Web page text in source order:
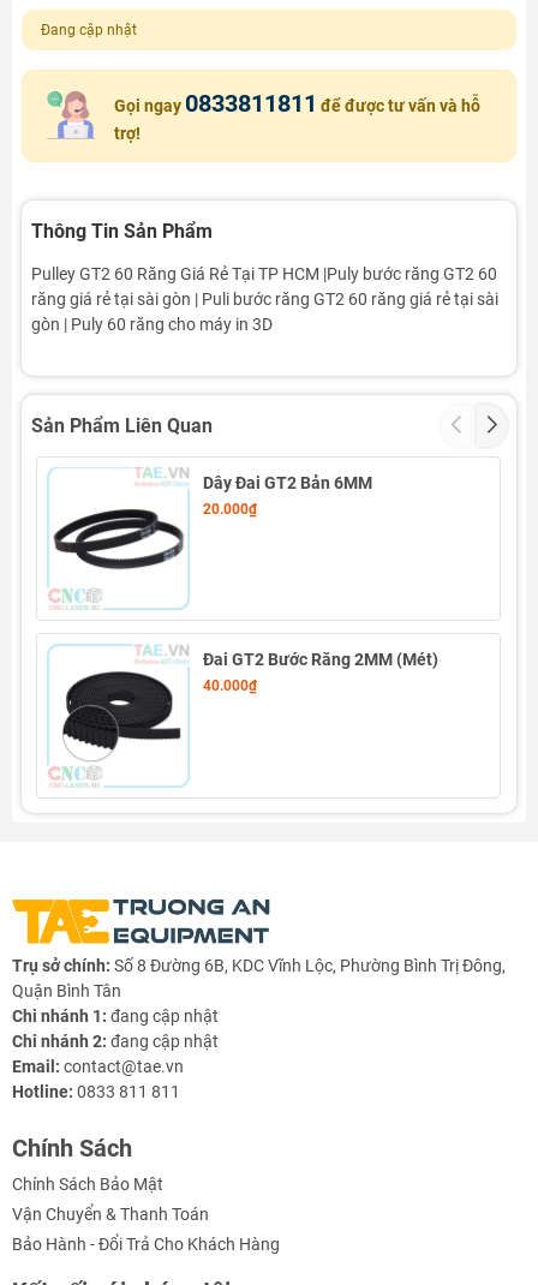
Đang cập nhật
Gọi ngay 0833811811 để được tư vấn và hỗ
trợ!
Thông Tin Sản Phẩm
Pulley GT2 60 Răng Giá Rẻ Tại TP HCM |Puly bước răng GT2 60
răng giá rẻ tại sài gòn | Puli bước răng GT2 60 răng giá rẻ tại sài
gòn | Puly 60 răng cho máy in 3D
Sản Phẩm Liên Quan
Dây Đai GT2 Bản 6MM
20.000₫
Đai GT2 Bước Răng 2MM (Mét)
40.000₫
Trụ sở chính: Số 8 Đường 6B, KDC Vĩnh Lộc, Phường Bình Trị Đông,
Quận Bình Tân
Chi nhánh 1: đang cập nhật
Chi nhánh 2: đang cập nhật
Email: contact@tae.vn
Hotline: 0833 811 811
Chính Sách
Chính Sách Bảo Mật
Vận Chuyển & Thanh Toán
Bảo Hành - Đổi Trả Cho Khách Hàng